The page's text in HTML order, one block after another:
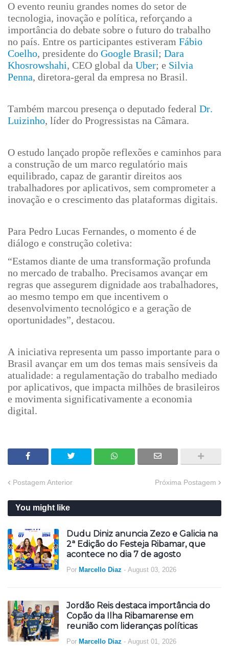
O evento reuniu grandes nomes do setor de
tecnologia, inovação e política, reforçando a
importância do debate sobre o futuro do trabalho
no país. Entre os participantes estiveram Fábio
Coelho, presidente do Google Brasil; Dara
Khosrowshahi, CEO global da Uber; e Silvia
Penna, diretora-geral da empresa no Brasil.
Também marcou presença o deputado federal Dr.
Luizinho, líder do Progressistas na Câmara.
O estudo lançado propõe reflexões e caminhos para
a construção de um marco regulatório mais
equilibrado, capaz de garantir direitos aos
trabalhadores por aplicativos, sem comprometer a
inovação e o crescimento das plataformas digitais.
Para Pedro Lucas Fernandes, o momento é de
diálogo e construção coletiva:
“Estamos diante de uma transformação profunda
no mercado de trabalho. Precisamos avançar em
regras que assegurem dignidade aos trabalhadores,
ao mesmo tempo em que incentivem o
desenvolvimento tecnológico e a geração de
oportunidades”, destacou.
A iniciativa representa um passo importante para o
Brasil avançar em um dos temas mais sensíveis da
atualidade: a regulamentação do trabalho mediado
por aplicativos, que impacta milhões de brasileiros
e movimenta significativamente a economia
digital.
Postagem Anterior Próxima Postagem
You might like
Dudu Diniz anuncia Zezo e Galicia na
2ª Edição do Festeja Ribamar, que
acontece no dia 7 de agosto
Por Marcello Diaz - August 03, 2026
Jordão Reis destaca importância do
Copão da Ilha Ribamarense em
reunião com lideranças políticas
Por Marcello Diaz - August 01, 2026